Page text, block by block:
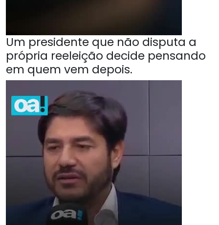
Um presidente que não disputa a
própria reeleição decide pensando
em quem vem depois.